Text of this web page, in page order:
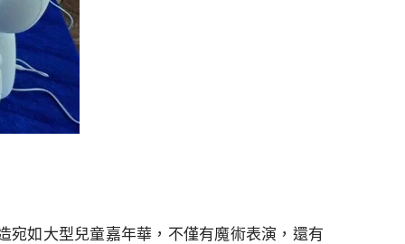
宛如大型兒童嘉年華，不僅有魔術表演，還有